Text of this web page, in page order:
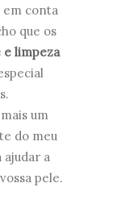
em conta
que os
limpeza
um
do meu
a
pele.